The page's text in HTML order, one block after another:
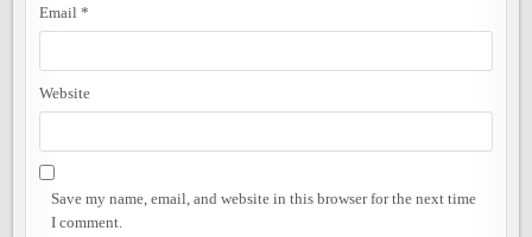
Email*
Website
Save my name, email, and website in this browser for the next time
I comment.